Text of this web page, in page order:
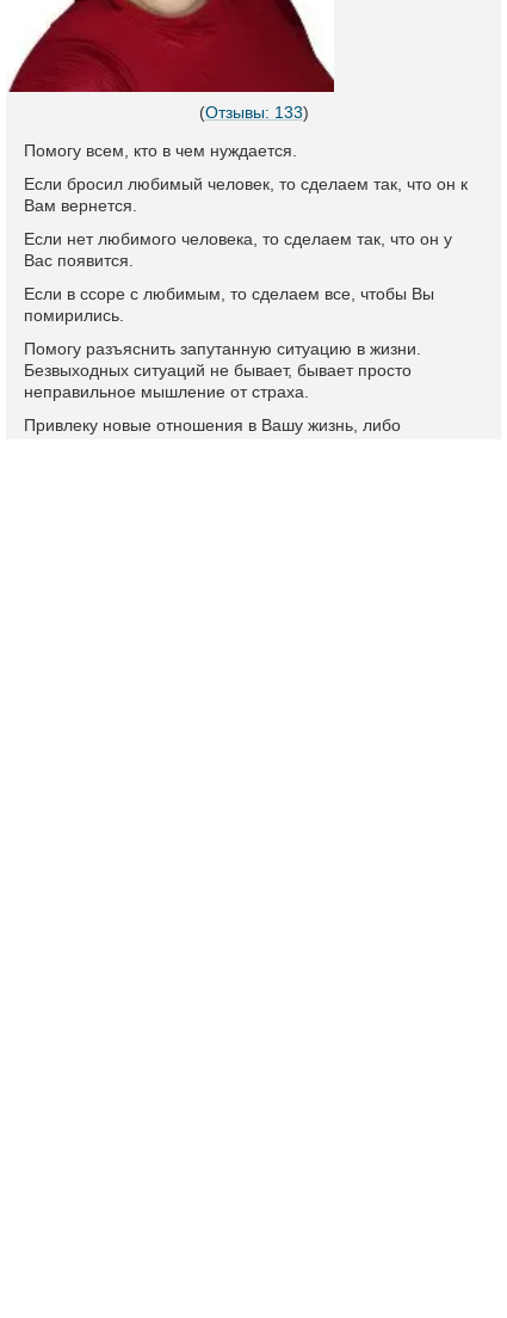
(Отзывы: 133)
Помогу всем, кто в чем нуждается.
Если бросил любимый человек, то сделаем так, что он к
Вам вернется.
Если нет любимого человека, то сделаем так, что он у
Вас появится.
Если в ссоре с любимым, то сделаем все, чтобы Вы
помирились.
Помогу разъяснить запутанную ситуацию в жизни.
Безвыходных ситуаций не бывает, бывает просто
неправильное мышление от страха.
Привлеку новые отношения в Вашу жизнь, либо